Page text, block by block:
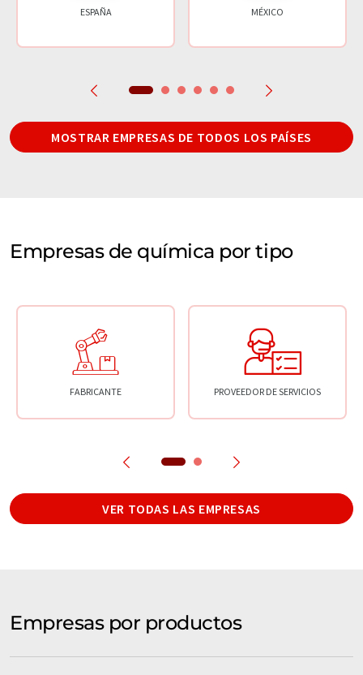
ESPAÑA MÉXICO
MOSTRAR EMPRESAS DE TODOS LOS PAÍSES
Empresas de química por tipo
FABRICANTE PROVEEDOR DE SERVICIOS
VER TODAS LAS EMPRESAS
Empresas por productos